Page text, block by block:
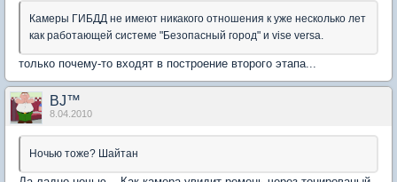
Камеры ГИБДД не имеют никакого отношения к уже несколько лет
как работающей системе "Безопасный город" и vise versa.
только почему-то входят в построение второго этапа...
BJ™
8.04.2010
Ночью тоже? Шайтан